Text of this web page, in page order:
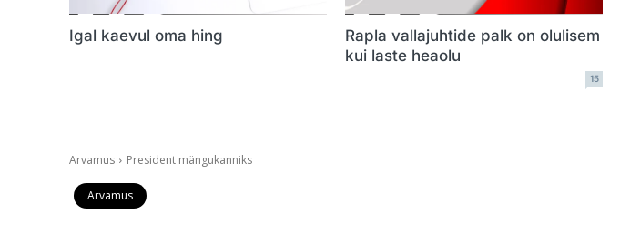
Igal kaevul oma hing
Rapla vallajuhtide palk on olulisem
kui laste heaolu
15